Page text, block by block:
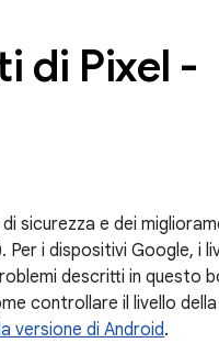
di Pixel -
sicurezza e dei
Per i dispositivi Google, i
descritti in questo
controllare il livello
versione di Android.